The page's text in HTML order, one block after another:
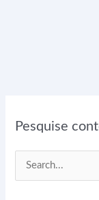
Pesquise